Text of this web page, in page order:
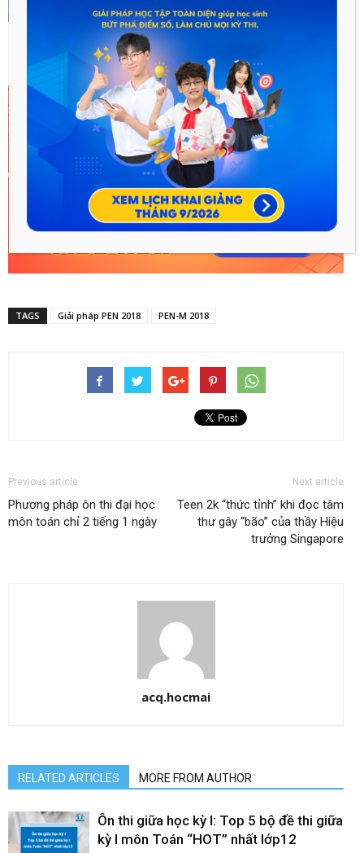
TAGS Giải pháp PEN 2018 PEN-M 2018
Previous article
Phương pháp ôn thi đại học
môn toán chỉ 2 tiếng 1 ngày
Next article
Teen 2k “thức tỉnh” khi đọc tâm
thư gây “bão” của thầy Hiệu
trưởng Singapore
acq.hocmai
RELATED ARTICLES MORE FROM AUTHOR
Ôn thi giữa học kỳ I: Top 5 bộ đề thi giữa
kỳ I môn Toán “HOT” nhất lớp12